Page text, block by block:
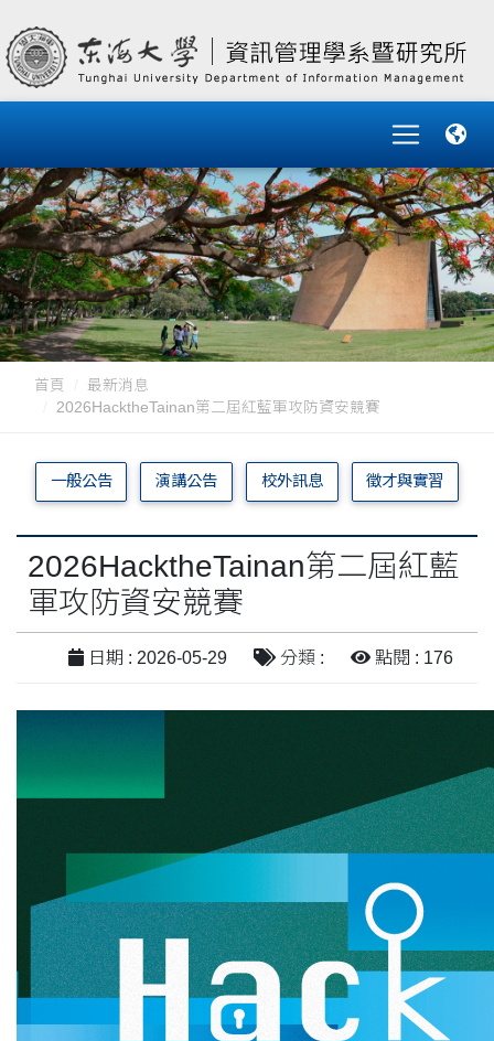
首頁
最新消息
2026HacktheTainan第二屆紅藍軍攻防資安競賽
一般公告 演講公告 校外訊息 徵才與實習
2026HacktheTainan第二屆紅藍
軍攻防資安競賽
日期 : 2026-05-29 分類 : 點閱 : 176